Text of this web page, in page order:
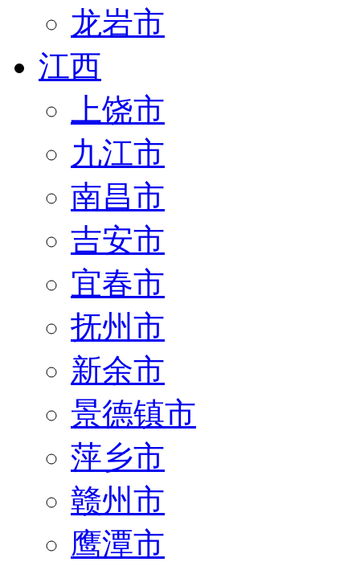
龙岩市
江西
上饶市
九江市
南昌市
吉安市
宜春市
抚州市
新余市
景德镇市
萍乡市
赣州市
鹰潭市